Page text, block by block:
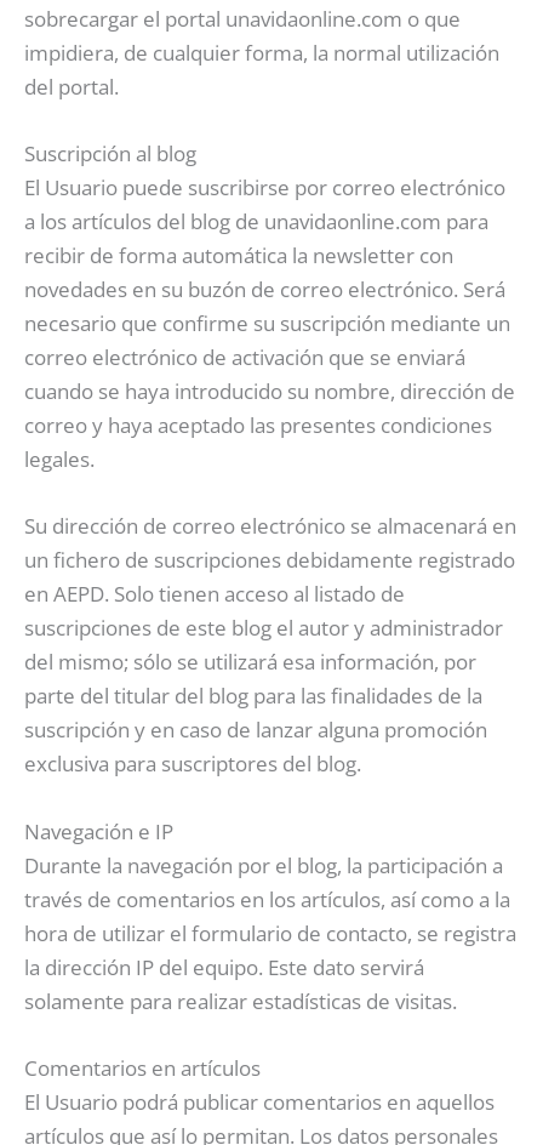
sobrecargar el portal unavidaonline.com o que
impidiera, de cualquier forma, la normal utilización
del portal.
Suscripción al blog
El Usuario puede suscribirse por correo electrónico
a los artículos del blog de unavidaonline.com para
recibir de forma automática la newsletter con
novedades en su buzón de correo electrónico. Será
necesario que confirme su suscripción mediante un
correo electrónico de activación que se enviará
cuando se haya introducido su nombre, dirección de
correo y haya aceptado las presentes condiciones
legales.
Su dirección de correo electrónico se almacenará en
un fichero de suscripciones debidamente registrado
en AEPD. Solo tienen acceso al listado de
suscripciones de este blog el autor y administrador
del mismo; sólo se utilizará esa información, por
parte del titular del blog para las finalidades de la
suscripción y en caso de lanzar alguna promoción
exclusiva para suscriptores del blog.
Navegación e IP
Durante la navegación por el blog, la participación a
través de comentarios en los artículos, así como a la
hora de utilizar el formulario de contacto, se registra
la dirección IP del equipo. Este dato servirá
solamente para realizar estadísticas de visitas.
Comentarios en artículos
El Usuario podrá publicar comentarios en aquellos
artículos que así lo permitan. Los datos personales